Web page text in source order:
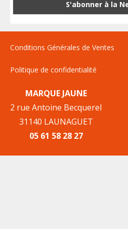
Conditions Générales de Ventes
Politique de confidentialité
MARQUE JAUNE
2 rue Antoine Becquerel
31140 LAUNAGUET
05 61 58 28 27